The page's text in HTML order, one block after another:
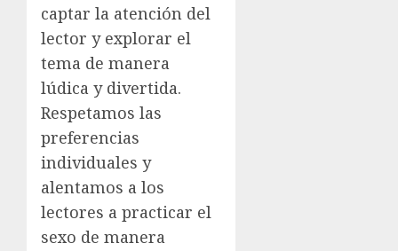
captar la atención del
lector y explorar el
tema de manera
lúdica y divertida.
Respetamos las
preferencias
individuales y
alentamos a los
lectores a practicar el
sexo de manera